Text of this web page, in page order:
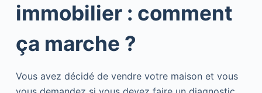
immobilier : comment
ça marche ?
Vous avez décidé de vendre votre maison et vous